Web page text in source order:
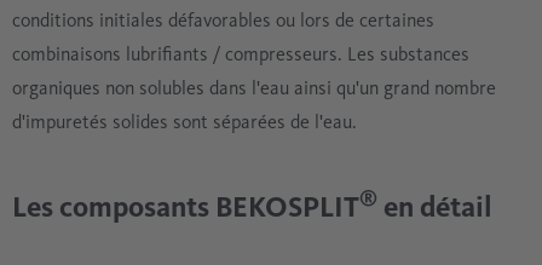
conditions initiales défavorables ou lors de certaines
combinaisons lubrifiants / compresseurs. Les substances
organiques non solubles dans l'eau ainsi qu'un grand nombre
d'impuretés solides sont séparées de l'eau.
Les composants BEKOSPLIT® en détail